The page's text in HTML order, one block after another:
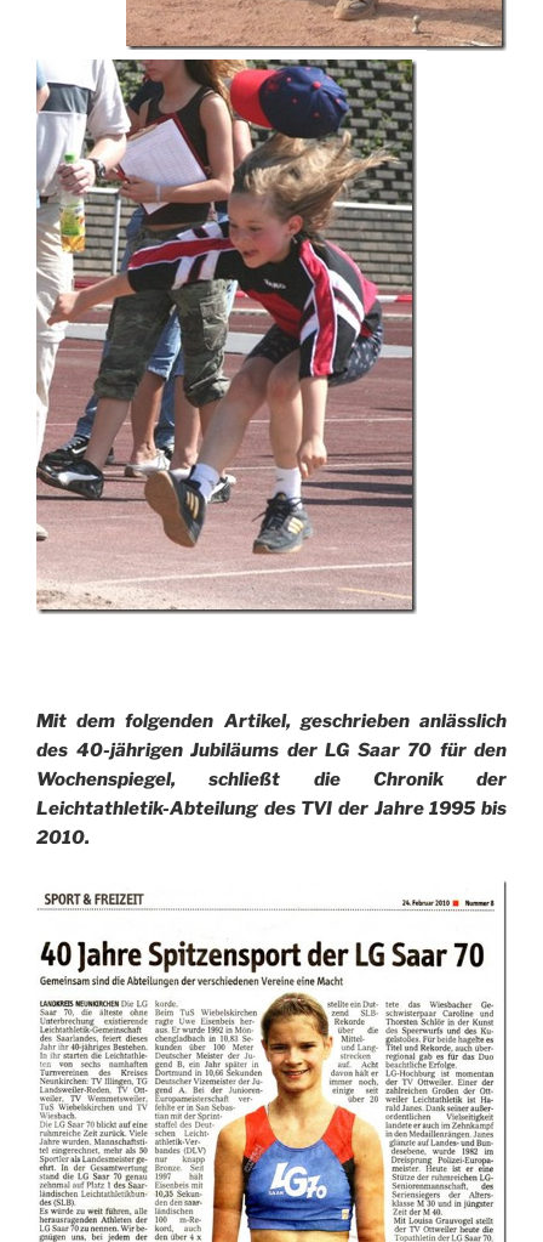
Mit dem folgenden Artikel, geschrieben anlässlich
des 40-jährigen Jubiläums der LG Saar 70 für den
Wochenspiegel, schließt die Chronik der
Leichtathletik-Abteilung des TVI der Jahre 1995 bis
2010.